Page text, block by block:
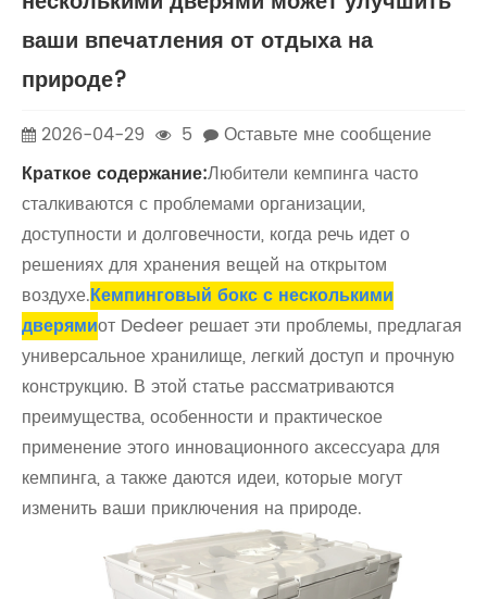
ваши впечатления от отдыха на
природе?
2026-04-29 5
Оставьте мне сообщение
Краткое содержание:Любители кемпинга часто
сталкиваются с проблемами организации,
доступности и долговечности, когда речь идет о
решениях для хранения вещей на открытом
воздухе.Кемпинговый бокс с несколькими
дверямиот Dedeer решает эти проблемы, предлагая
универсальное хранилище, легкий доступ и прочную
конструкцию. В этой статье рассматриваются
преимущества, особенности и практическое
применение этого инновационного аксессуара для
кемпинга, а также даются идеи, которые могут
изменить ваши приключения на природе.